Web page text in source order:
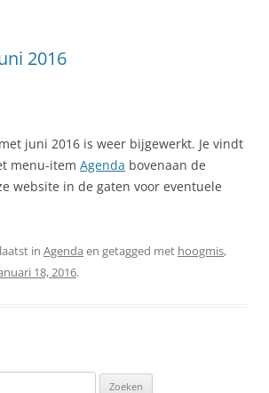
2016
juni 2016 is weer bijgewerkt. Je vindt
menu-item Agenda bovenaan de
website in de gaten voor eventuele
in Agenda en getagged met hoogmis,
18, 2016.